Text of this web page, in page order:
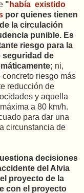
" había existido
por quienes tienen
la circulación
punible. Es
riesgo para la
seguridad de
ni,
riesgo más
reducción de
y aquella
a 80 km/h.
para dar una
circunstancia de
decisiones
del Alvia
proyecto de la
con el proyecto